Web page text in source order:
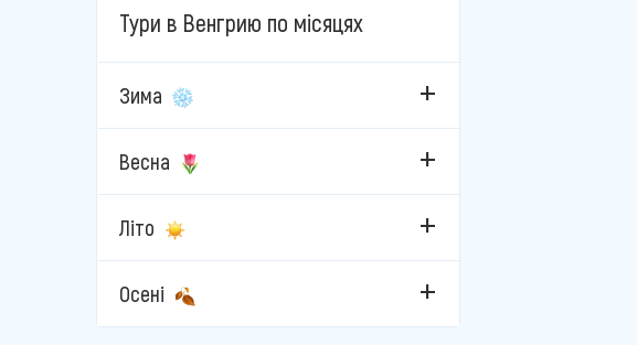
Залакарош
Ліллафюред
Мішкольц-Тапольца
Мошонмадьяровар
Ньїредьгаза
Орошхаза
Тури в Венгрию по місяцях
Зима
Весна
Літо
Осені